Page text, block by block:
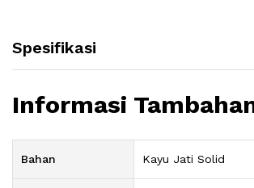
Spesifikasi
Informasi
Bahan Kayu Jati Solid